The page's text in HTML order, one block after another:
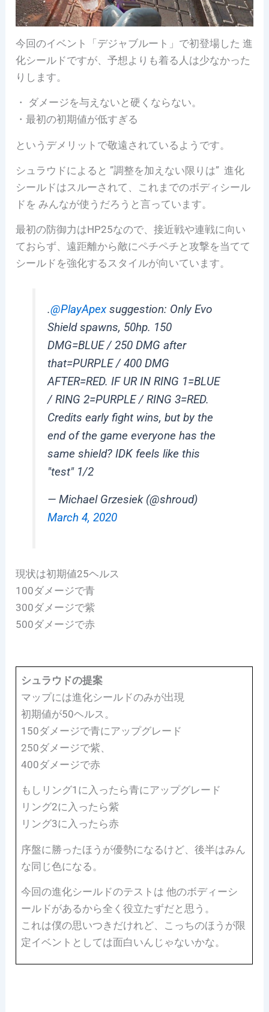
今回のイベント「デジャブルート」で初登場した 進
化シールドですが、予想よりも着る人は少なかった
りします。
・ ダメージを与えないと硬くならない。
・最初の初期値が低すぎる
というデメリットで敬遠されているようです。
シュラウドによると ”調整を加えない限りは” 進化
シールドはスルーされて、これまでのボディシール
ドを みんなが使うだろうと言っています。
最初の防御力はHP25なので、接近戦や連戦に向い
ておらず、遠距離から敵にペチペチと攻撃を当てて
シールドを強化するスタイルが向いています。
.@PlayApexsuggestion: Only Evo
Shield spawns, 50hp. 150
DMG=BLUE / 250 DMG after
that=PURPLE / 400 DMG
AFTER=RED. IF UR IN RING 1=BLUE
/ RING 2=PURPLE / RING 3=RED.
Credits early fight wins, but by the
end of the game everyone has the
same shield? IDK feels like this
"test" 1/2
— Michael Grzesiek (@shroud)
March 4, 2020
現状は初期値25ヘルス
100ダメージで青
300ダメージで紫
500ダメージで赤
シュラウドの提案
マップには進化シールドのみが出現
初期値が50ヘルス。
150ダメージで青にアップグレード
250ダメージで紫、
400ダメージで赤
もしリング1に入ったら青にアップグレード
リング2に入ったら紫
リング3に入ったら赤
序盤に勝ったほうが優勢になるけど、後半はみん
な同じ色になる。
今回の進化シールドのテストは 他のボディーシ
ールドがあるから全く役立たずだと思う。
これは僕の思いつきだけれど、こっちのほうが限
定イベントとしては面白いんじゃないかな。